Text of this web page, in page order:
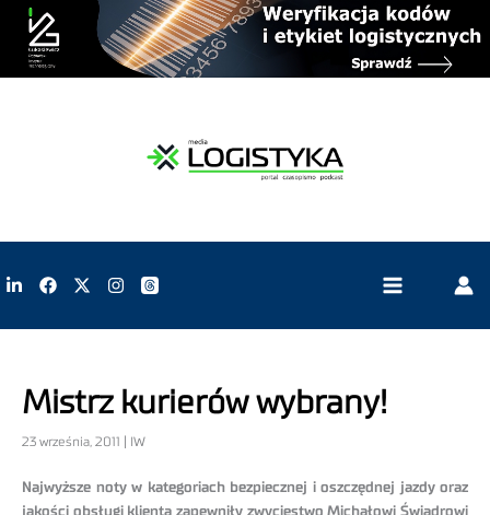
Mistrz kurierów wybrany!
23 września, 2011 | IW
Najwyższe noty w kategoriach bezpiecznej i oszczędnej jazdy oraz
jakości obsługi klienta zapewniły zwycięstwo Michałowi Świądrowi